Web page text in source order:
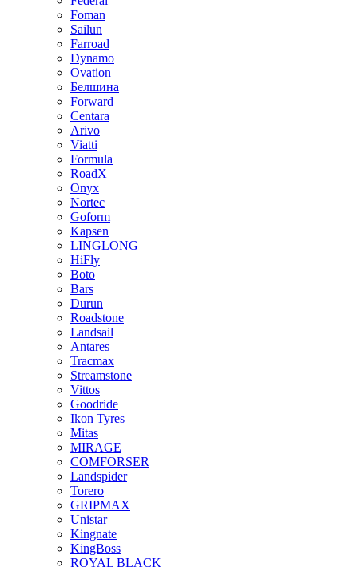
Foman
Sailun
Farroad
Dynamo
Ovation
Белшина
Forward
Centara
Arivo
Viatti
Formula
RoadX
Onyx
Nortec
Goform
Kapsen
LINGLONG
HiFly
Boto
Bars
Durun
Roadstone
Landsail
Antares
Tracmax
Streamstone
Vittos
Goodride
Ikon Tyres
Mitas
MIRAGE
COMFORSER
Landspider
Torero
GRIPMAX
Unistar
Kingnate
KingBoss
ROYAL BLACK